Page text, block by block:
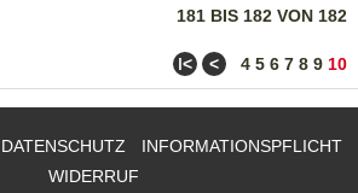
181 BIS 182 VON 182
ǀ< < 4 5 6 7 8 9 10
DATENSCHUTZ
INFORMATIONSPFLICHT
WIDERRUF